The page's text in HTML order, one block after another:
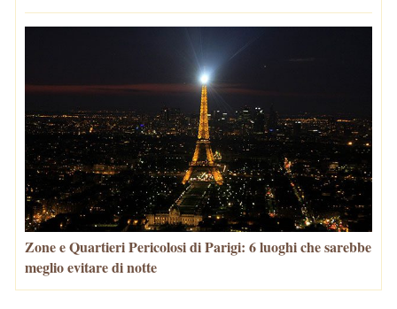
Zone e Quartieri Pericolosi di Parigi: 6 luoghi che sarebbe
meglio evitare di notte